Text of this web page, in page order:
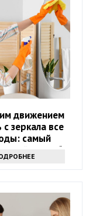
движением
с зеркала все
самый
способ